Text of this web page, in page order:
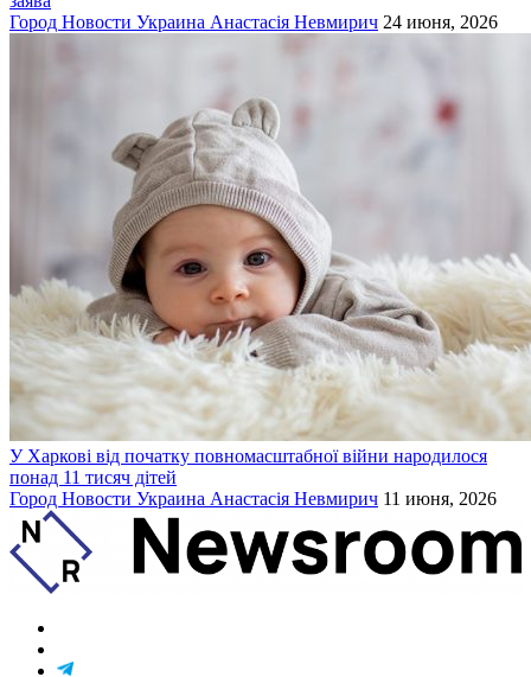
Город Новости Украина Анастасія Невмирич 24 июня, 2026
У Харкові від початку повномасштабної війни народилося
понад 11 тисяч дітей
Город Новости Украина Анастасія Невмирич 11 июня, 2026